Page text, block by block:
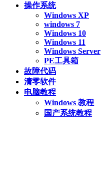
操作系统
Windows XP
windows 7
Windows 10
Windows 11
Windows Server
PE工具箱
故障代码
清零软件
电脑教程
Windows 教程
国产系统教程